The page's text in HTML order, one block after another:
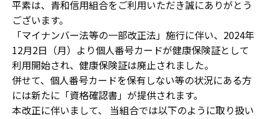
平素は、青和信用組合をご利用いただき誠にありがとう
ございます。
「マイナンバー法等の一部改正法」施行に伴い、2024年
12月2日（月）より個人番号カードが健康保険証として
利用開始され、健康保険証は廃止されました。
併せて、個人番号カードを保有しない等の状況にある方
には新たに「資格確認書」が提供されます。
本改正に伴いまして、 当組合では以下のように取り扱い